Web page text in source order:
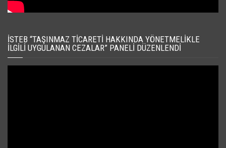
İSTEB “TAŞINMAZ TICARETI HAKKINDA YÖNETMELIKLE
İLGILI UYGULANAN CEZALAR” PANELI DÜZENLENDI